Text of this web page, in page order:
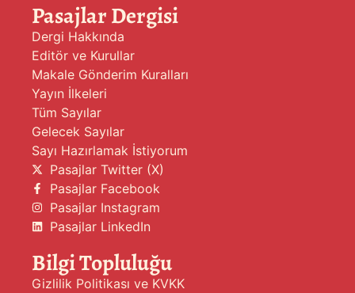
Pasajlar Dergisi
Dergi Hakkında
Editör ve Kurullar
Makale Gönderim Kuralları
Yayın İlkeleri
Tüm Sayılar
Gelecek Sayılar
Sayı Hazırlamak İstiyorum
Pasajlar Twitter (X)
Pasajlar Facebook
Pasajlar Instagram
Pasajlar LinkedIn
Bilgi Topluluğu
Gizlilik Politikası ve KVKK